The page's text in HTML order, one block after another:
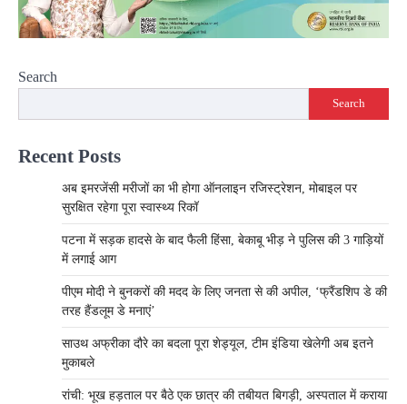
Search
Search
Recent Posts
अब इमरजेंसी मरीजों का भी होगा ऑनलाइन रजिस्ट्रेशन, मोबाइल पर
सुरक्षित रहेगा पूरा स्वास्थ्य रिकॉ
पटना में सड़क हादसे के बाद फैली हिंसा, बेकाबू भीड़ ने पुलिस की 3 गाड़ियों
में लगाई आग
पीएम मोदी ने बुनकरों की मदद के लिए जनता से की अपील, ‘फ्रैंडशिप डे की
तरह हैंडलूम डे मनाएं’
साउथ अफ्रीका दौरे का बदला पूरा शेड्यूल, टीम इंडिया खेलेगी अब इतने
मुकाबले
रांची: भूख हड़ताल पर बैठे एक छात्र की तबीयत बिगड़ी, अस्पताल में कराया